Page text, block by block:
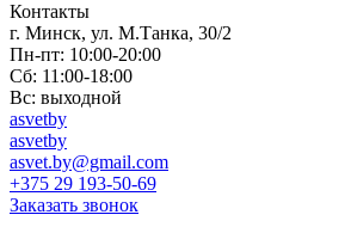
Контакты
г. Минск, ул. М.Танка, 30/2
Пн-пт: 10:00-20:00
Сб: 11:00-18:00
Вс: выходной
asvetby
asvetby
asvet.by@gmail.com
+375 29 193-50-69
Заказать звонок